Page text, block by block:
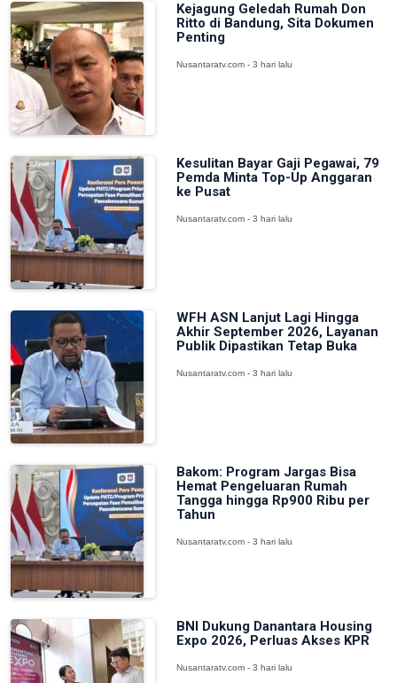
Kejagung Geledah Rumah Don
Ritto di Bandung, Sita Dokumen
Penting
Nusantaratv.com - 3 hari lalu
Kesulitan Bayar Gaji Pegawai, 79
Pemda Minta Top-Up Anggaran
ke Pusat
Nusantaratv.com - 3 hari lalu
WFH ASN Lanjut Lagi Hingga
Akhir September 2026, Layanan
Publik Dipastikan Tetap Buka
Nusantaratv.com - 3 hari lalu
Bakom: Program Jargas Bisa
Hemat Pengeluaran Rumah
Tangga hingga Rp900 Ribu per
Tahun
Nusantaratv.com - 3 hari lalu
BNI Dukung Danantara Housing
Expo 2026, Perluas Akses KPR
Nusantaratv.com - 3 hari lalu